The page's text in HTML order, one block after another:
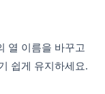
열 이름을 바꾸고
쉽게 유지하세요.